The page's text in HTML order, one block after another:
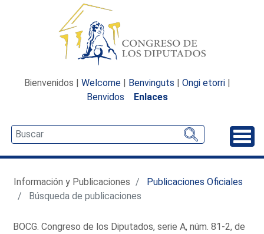
Bienvenidos | Welcome | Benvinguts | Ongi etorri |
Benvidos
Enlaces
Información y Publicaciones
Publicaciones Oficiales
Búsqueda de publicaciones
BOCG. Congreso de los Diputados, serie A, núm. 81-2, de